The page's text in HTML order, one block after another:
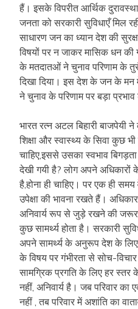
हैं। इसके विपरीत आर्थिक
जनता को सरकारी सुविधाएँ मिल
साधारण जन का ध्यान देश की
विषयों पर न जाकर मासिक धन की
के मतदातओं ने चुनाव परिणाम के
दिखा दिया। इस देश के जन के मन
ने चुनाव के परिणाम पर बड़ा प्रभाव
भारत रत्न अटल बिहारी बाजपेयी
शिक्षा और स्वास्थ्य के सिवा कुछ
चाहिए,इससे उसका स्वभाव
देखी गयी है? लोग अपने अधिकारों
है,होना ही चाहिए। पर एक ही
उपेक्षा की भावना रखते हैं।
अनिवार्य रूप से जुड़े रखने की
कुछ सामर्थ्य होता है। सरकारी
अपने सामर्थ्य के अनुरूप देश के
के विषय पर गंभीरता से सोच-
सामग्रिक प्रगति के लिए हर
नहीं, अनिवार्य है। जब परिवार
नहीं , तब परिवार में अशांति का